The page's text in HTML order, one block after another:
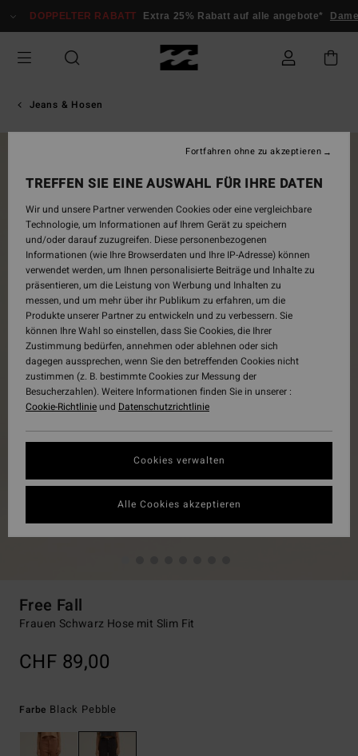
zur
springen
DOPPELTER RABATT Extra 25% Rabatt auf alle angebote* Damen
Jeans & Hosen
Free Fall
Frauen Schwarz Hose mit Slim Fit
CHF 89,00
Farbe Black Pebble
TREFFEN SIE EINE AUSWAHL FÜR IHRE DATEN
Wir und unsere Partner verwenden Cookies oder eine vergleichbare
Technologie, um Informationen auf Ihrem Gerät zu speichern
und/oder darauf zuzugreifen. Diese personenbezogenen
Informationen (wie Ihre Browserdaten und Ihre IP-Adresse) können
verwendet werden, um Ihnen personalisierte Beiträge und Inhalte zu
präsentieren, um die Leistung von Werbung und Inhalten zu
messen, und um mehr über ihr Publikum zu erfahren, um die
Produkte unserer Partner zu entwickeln und zu verbessern. Sie
können Ihre Wahl so einstellen, dass Sie Cookies, die Ihrer
Zustimmung bedürfen, annehmen oder ablehnen oder sich
dagegen aussprechen, wenn Sie den betreffenden Cookies nicht
zustimmen (z. B. bestimmte Cookies zur Messung der
Besucherzahlen). Weitere Informationen finden Sie in unserer :
Cookie-Richtlinieund Datenschutzrichtlinie
Cookies verwalten
Fortfahren ohne zu akzeptieren
Alle Cookies akzeptieren